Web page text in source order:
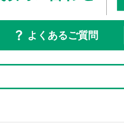
よくあるご質問